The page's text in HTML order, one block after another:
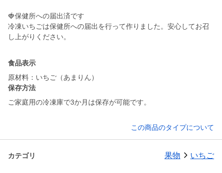
🍓保健所への届出済です
冷凍いちごは保健所への届出を行って作りました。安心してお召
し上がりください。
食品表示
原材料：いちご（あまりん）
保存方法
ご家庭用の冷凍庫で3か月は保存が可能です。
この商品のタイプについて
カテゴリ 果物 いちご